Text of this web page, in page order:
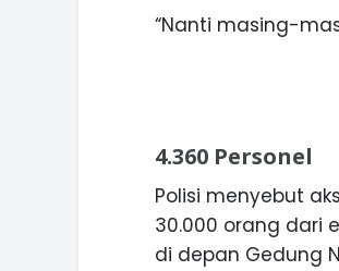
“Nanti masing-
4.360 Personel
Polisi menyebut
30.000 orang dari
di depan Gedung